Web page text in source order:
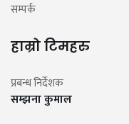
सम्पर्क
हाम्रो टिमहरु
प्रबन्ध निर्देशक
सम्झना कुमाल